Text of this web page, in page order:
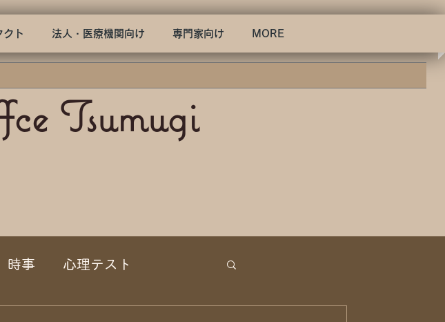
クト 法人・医療機関向け 専門家向け MORE
Tsumugi
時事 心理テスト